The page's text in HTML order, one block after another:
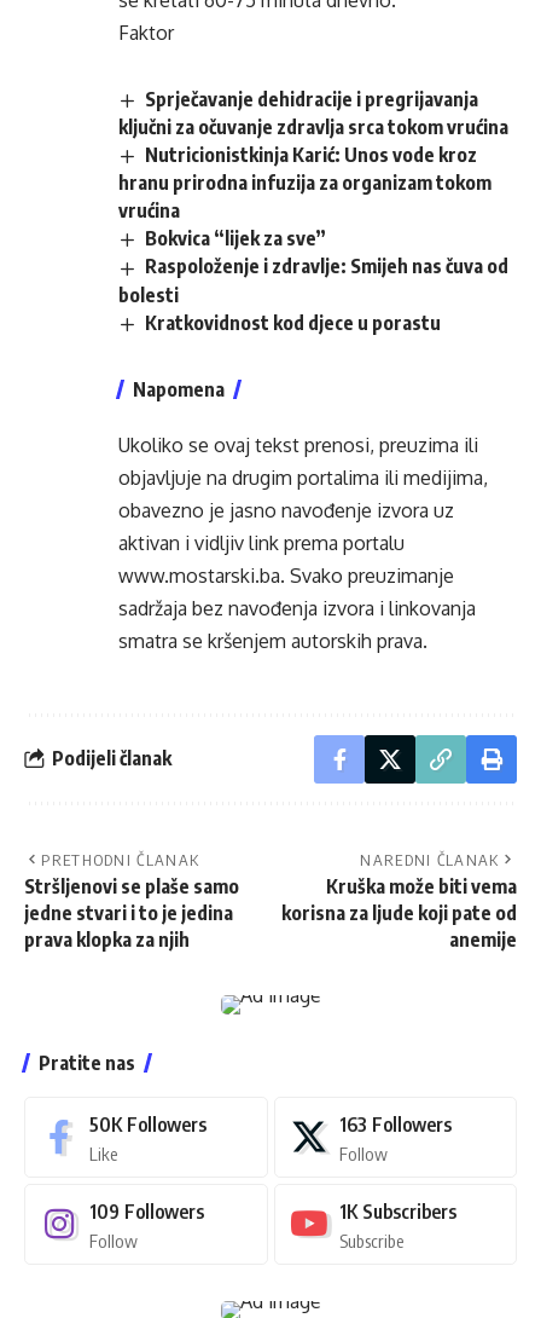
Faktor
Sprječavanje dehidracije i pregrijavanja
ključni za očuvanje zdravlja srca tokom vrućina
Nutricionistkinja Karić: Unos vode kroz
hranu prirodna infuzija za organizam tokom
vrućina
Bokvica “lijek za sve”
Raspoloženje i zdravlje: Smijeh nas čuva od
bolesti
Kratkovidnost kod djece u porastu
Napomena
Ukoliko se ovaj tekst prenosi, preuzima ili
objavljuje na drugim portalima ili medijima,
obavezno je jasno navođenje izvora uz
aktivan i vidljiv link prema portalu
www.mostarski.ba. Svako preuzimanje
sadržaja bez navođenja izvora i linkovanja
smatra se kršenjem autorskih prava.
Podijeli članak
PRETHODNI ČLANAK
Stršljenovi se plaše samo
jedne stvari i to je jedina
prava klopka za njih
NAREDNI ČLANAK
Kruška može biti vema
korisna za ljude koji pate od
anemije
Pratite nas
50K Followers
Like
163 Followers
Follow
109 Followers
Follow
1K Subscribers
Subscribe